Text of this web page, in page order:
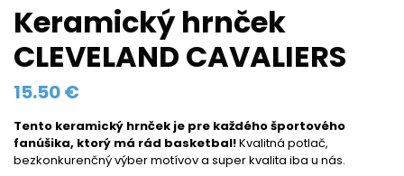
Keramický hrnček
CLEVELAND CAVALIERS
15.50€
Tento keramický hrnček je pre každého športového
fanúšika, ktorý má rád basketbal!Kvalitná potlač,
bezkonkurenčný výber motívov a super kvalita iba u nás.